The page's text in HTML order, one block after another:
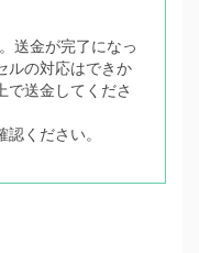
送金が完了になっ
ルの対応はできか
で送金してくださ
認ください。